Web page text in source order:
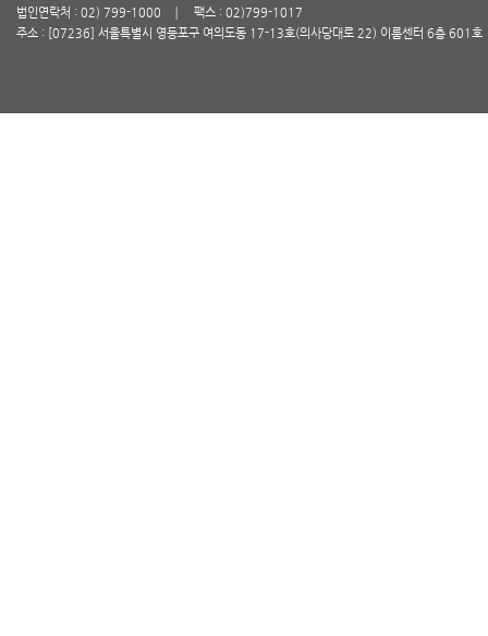
법인연락처 : 02) 799-1000
팩스 : 02)799-1017
주소 : [07236] 서울특별시 영등포구 여의도동 17-13호(의사당대로 22) 이룸센터 6층 601호